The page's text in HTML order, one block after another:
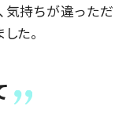
気持ちが違っただ
た。